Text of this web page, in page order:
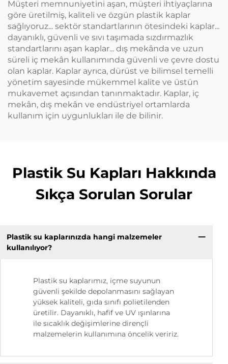
Müşteri memnuniyetini aşan, müşteri ihtiyaçlarına
göre üretilmiş, kaliteli ve özgün plastik kaplar
sağlıyoruz... sektör standartlarının ötesindeki kaplar...
dayanıklı, güvenli ve sıvı taşımada sızdırmazlık
standartlarını aşan kaplar... dış mekânda ve uzun
süreli iç mekân kullanımında güvenli ve çevre dostu
olan kaplar. Kaplar ayrıca, dürüst ve bilimsel temelli
yönetim sayesinde mükemmel kalite ve üstün
mukavemet açısından tanınmaktadır. Kaplar, iç
mekân, dış mekân ve endüstriyel ortamlarda
kullanım için uygunlukları ile de bilinir.
Plastik Su Kapları Hakkında
Sıkça Sorulan Sorular
Plastik su kaplarınızda hangi malzemeler
kullanılıyor?
Plastik su kaplarımız, içme suyunun
güvenli şekilde depolanmasını sağlayan
yüksek kaliteli, gıda sınıfı polietilenden
üretilir. Dayanıklı, hafif ve UV ışınlarına
ile sıcaklık değişimlerine dirençli
malzemelerin kullanımına öncelik veririz.